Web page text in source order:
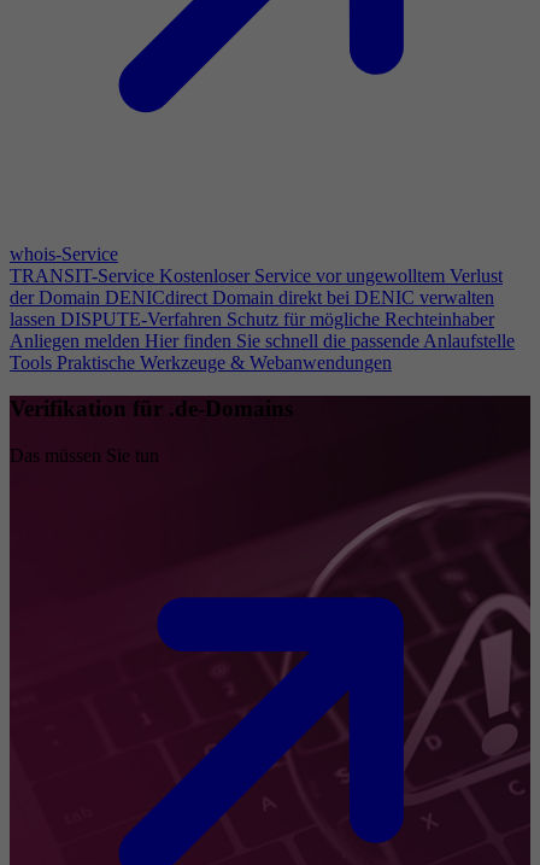
whois-Service
TRANSIT-Service Kostenloser Service vor ungewolltem Verlust
der Domain DENICdirect Domain direkt bei DENIC verwalten
lassen DISPUTE-Verfahren Schutz für mögliche Rechteinhaber
Anliegen melden Hier finden Sie schnell die passende Anlaufstelle
Tools Praktische Werkzeuge & Webanwendungen
Verifikation für .de-Domains
Das müssen Sie tun